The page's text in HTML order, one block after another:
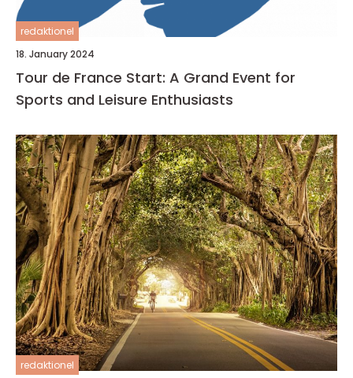
redaktionel
18. January 2024
Tour de France Start: A Grand Event for
Sports and Leisure Enthusiasts
redaktionel